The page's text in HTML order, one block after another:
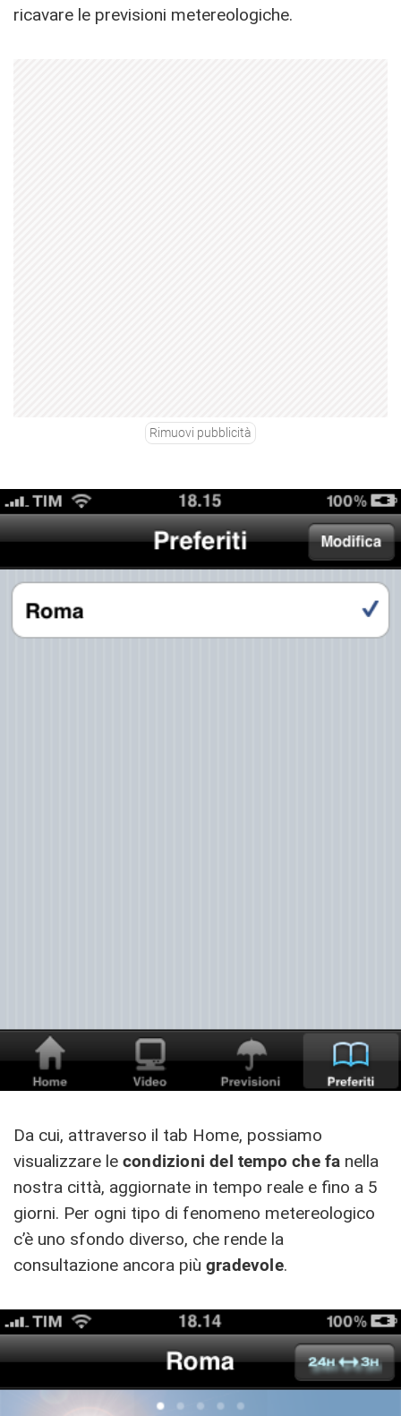
ricavare le previsioni metereologiche.
Rimuovi pubblicità
Da cui, attraverso il tab Home, possiamo
visualizzare le condizioni del tempo che fa nella
nostra città, aggiornate in tempo reale e fino a 5
giorni. Per ogni tipo di fenomeno metereologico
c’è uno sfondo diverso, che rende la
consultazione ancora più gradevole.